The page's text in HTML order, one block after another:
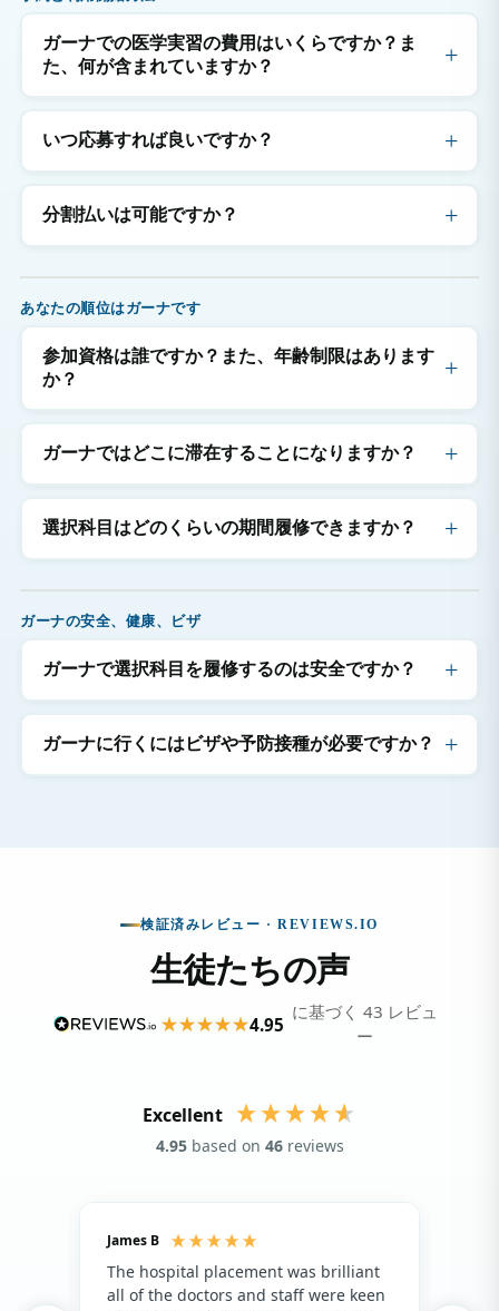
ガーナでの医学実習の費用はいくらですか？ま
た、何が含まれていますか？
いつ応募すれば良いですか？
分割払いは可能ですか？
あなたの順位はガーナです
参加資格は誰ですか？また、年齢制限はあります
か？
ガーナではどこに滞在することになりますか？
選択科目はどのくらいの期間履修できますか？
ガーナの安全、健康、ビザ
ガーナで選択科目を履修するのは安全ですか？
ガーナに行くにはビザや予防接種が必要ですか？
検証済みレビュー · REVIEWS.IO
生徒たちの声
4.95
に基づく 43 レビュ
ー
Excellent
4.95 based on 46 reviews
James B
The hospital placement was brilliant
all of the doctors and staff were keen